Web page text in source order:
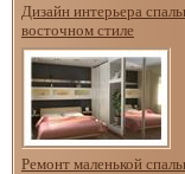
Дизайн интерьера
восточном стиле
Ремонт маленькой